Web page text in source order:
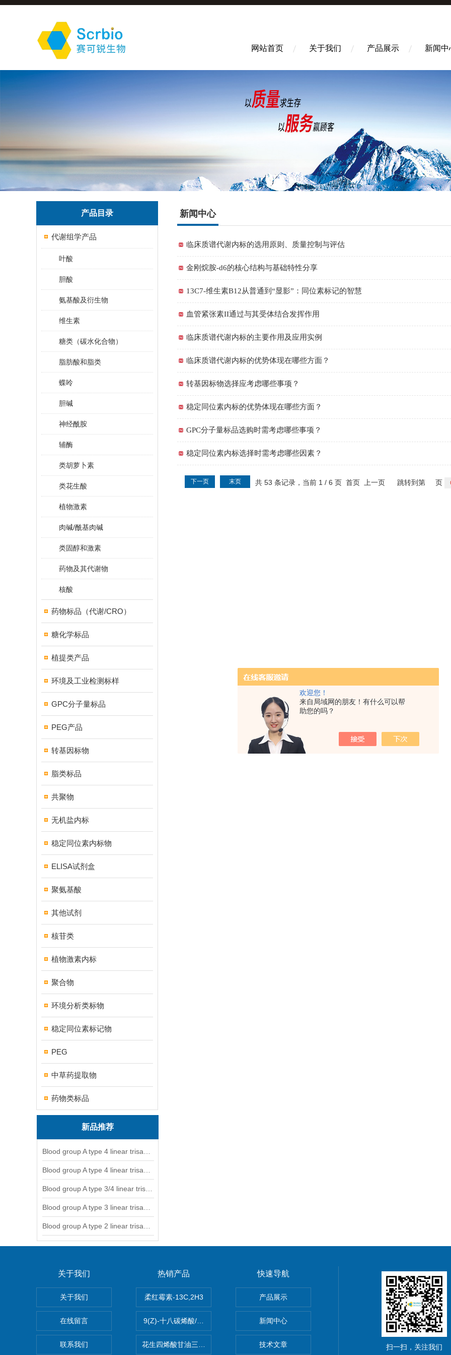
欢迎您！
来自局域网的朋友！有什么可以帮
助您的吗？
网站首页 关于我们 产品展示 新闻中
产品目录
代谢组学产品
叶酸
胆酸
氨基酸及衍生物
维生素
糖类（碳水化合物）
脂肪酸和脂类
蝶呤
胆碱
神经酰胺
辅酶
类胡萝卜素
类花生酸
植物激素
肉碱/酰基肉碱
类固醇和激素
药物及其代谢物
核酸
药物标品（代谢/CRO）
糖化学标品
植提类产品
环境及工业检测标样
GPC分子量标品
PEG产品
转基因标物
脂类标品
共聚物
无机盐内标
稳定同位素内标物
ELISA试剂盒
聚氨基酸
其他试剂
核苷类
植物激素内标
聚合物
环境分析类标物
稳定同位素标记物
PEG
中草药提取物
药物类标品
新品推荐
新闻中心
临床质谱代谢内标的选用原则、质量控制与评估
金刚烷胺-d6的核心结构与基础特性分享
13C7-维生素B12从普通到“显影”：同位素标记的智慧
血管紧张素II通过与其受体结合发挥作用
临床质谱代谢内标的主要作用及应用实例
临床质谱代谢内标的优势体现在哪些方面？
转基因标物选择应考虑哪些事项？
稳定同位素内标的优势体现在哪些方面？
GPC分子量标品选购时需考虑哪些事项？
稳定同位素内标选择时需考虑哪些因素？
共 53 条记录，当前 1 / 6 页 首页 上一页
下一页 末页 跳转到第 页
关于我们
关于我们
在线留言
联系我们
热销产品
柔红霉素-13C,2H3
9(Z)-十八碳烯酸/油酸
花生四烯酸甘油三酯(顺式-5,8,11,14)
快速导航
产品展示
新闻中心
技术文章 扫一扫，关注我们